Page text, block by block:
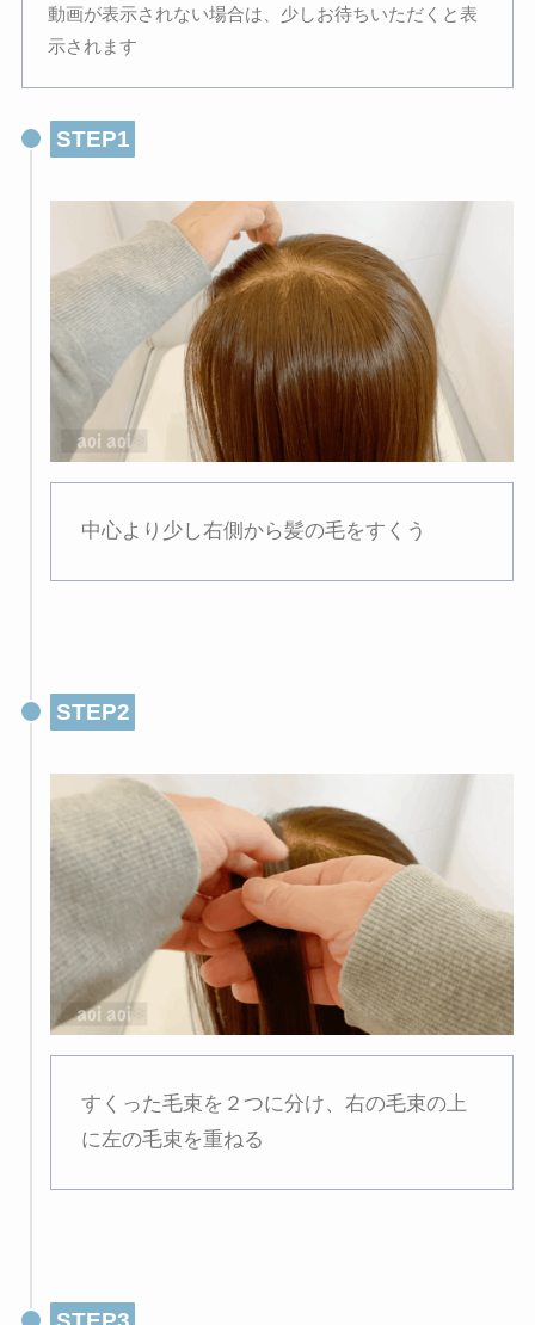
動画が表示されない場合は、少しお待ちいただくと表
示されます
STEP1
中心より少し右側から髪の毛をすくう
STEP2
すくった毛束を２つに分け、右の毛束の上
に左の毛束を重ねる